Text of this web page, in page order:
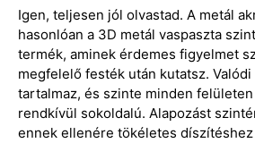
Igen, teljesen jól olvastad. A metál
hasonlóan a 3D metál vaspaszta
termék, aminek érdemes figyelmet
megfelelő festék után kutatsz.
tartalmaz, és szinte minden
rendkívül sokoldalú. Alapozást
ennek ellenére tökéletes